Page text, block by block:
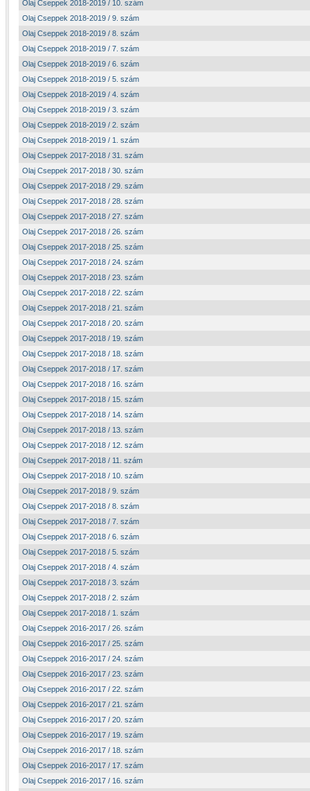
Olaj Cseppek 2018-2019 / 10. szám
Olaj Cseppek 2018-2019 / 9. szám
Olaj Cseppek 2018-2019 / 8. szám
Olaj Cseppek 2018-2019 / 7. szám
Olaj Cseppek 2018-2019 / 6. szám
Olaj Cseppek 2018-2019 / 5. szám
Olaj Cseppek 2018-2019 / 4. szám
Olaj Cseppek 2018-2019 / 3. szám
Olaj Cseppek 2018-2019 / 2. szám
Olaj Cseppek 2018-2019 / 1. szám
Olaj Cseppek 2017-2018 / 31. szám
Olaj Cseppek 2017-2018 / 30. szám
Olaj Cseppek 2017-2018 / 29. szám
Olaj Cseppek 2017-2018 / 28. szám
Olaj Cseppek 2017-2018 / 27. szám
Olaj Cseppek 2017-2018 / 26. szám
Olaj Cseppek 2017-2018 / 25. szám
Olaj Cseppek 2017-2018 / 24. szám
Olaj Cseppek 2017-2018 / 23. szám
Olaj Cseppek 2017-2018 / 22. szám
Olaj Cseppek 2017-2018 / 21. szám
Olaj Cseppek 2017-2018 / 20. szám
Olaj Cseppek 2017-2018 / 19. szám
Olaj Cseppek 2017-2018 / 18. szám
Olaj Cseppek 2017-2018 / 17. szám
Olaj Cseppek 2017-2018 / 16. szám
Olaj Cseppek 2017-2018 / 15. szám
Olaj Cseppek 2017-2018 / 14. szám
Olaj Cseppek 2017-2018 / 13. szám
Olaj Cseppek 2017-2018 / 12. szám
Olaj Cseppek 2017-2018 / 11. szám
Olaj Cseppek 2017-2018 / 10. szám
Olaj Cseppek 2017-2018 / 9. szám
Olaj Cseppek 2017-2018 / 8. szám
Olaj Cseppek 2017-2018 / 7. szám
Olaj Cseppek 2017-2018 / 6. szám
Olaj Cseppek 2017-2018 / 5. szám
Olaj Cseppek 2017-2018 / 4. szám
Olaj Cseppek 2017-2018 / 3. szám
Olaj Cseppek 2017-2018 / 2. szám
Olaj Cseppek 2017-2018 / 1. szám
Olaj Cseppek 2016-2017 / 26. szám
Olaj Cseppek 2016-2017 / 25. szám
Olaj Cseppek 2016-2017 / 24. szám
Olaj Cseppek 2016-2017 / 23. szám
Olaj Cseppek 2016-2017 / 22. szám
Olaj Cseppek 2016-2017 / 21. szám
Olaj Cseppek 2016-2017 / 20. szám
Olaj Cseppek 2016-2017 / 19. szám
Olaj Cseppek 2016-2017 / 18. szám
Olaj Cseppek 2016-2017 / 17. szám
Olaj Cseppek 2016-2017 / 16. szám